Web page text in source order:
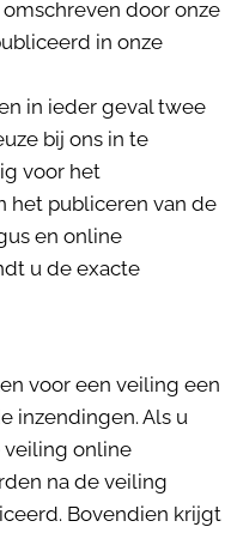
door onze
in onze
in ieder geval twee
bij ons in te
voor het
het publiceren van de
en online
u de exacte
voor een veiling een
inzendingen. Als u
veiling online
na de veiling
Bovendien krijgt